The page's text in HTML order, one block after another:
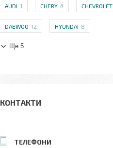
AUDI 1 CHERY 6 CHEVROLET
DAEWOO 12 HYUNDAI 8
Ще 5
КОНТАКТИ